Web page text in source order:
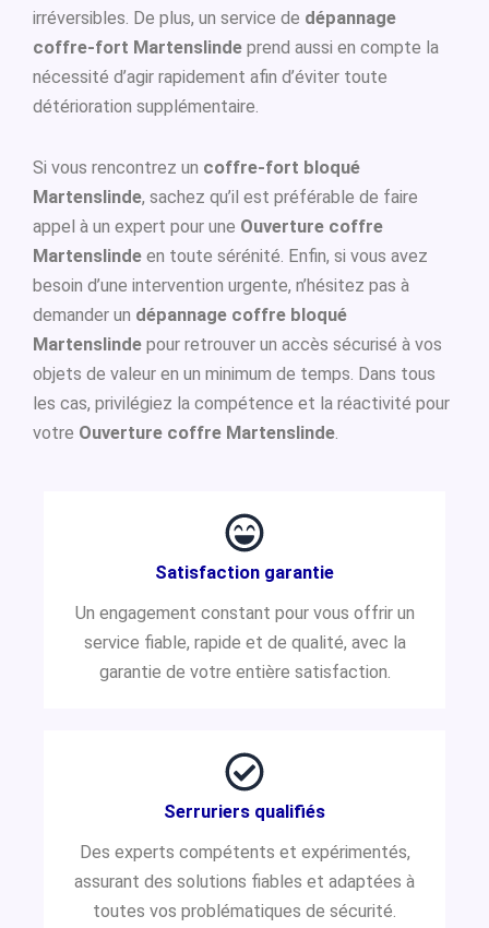
irréversibles. De plus, un service de dépannage
coffre-fort Martenslinde prend aussi en compte la
nécessité d’agir rapidement afin d’éviter toute
détérioration supplémentaire.
Si vous rencontrez un coffre-fort bloqué
Martenslinde, sachez qu’il est préférable de faire
appel à un expert pour une Ouverture coffre
Martenslinde en toute sérénité. Enfin, si vous avez
besoin d’une intervention urgente, n’hésitez pas à
demander un dépannage coffre bloqué
Martenslinde pour retrouver un accès sécurisé à vos
objets de valeur en un minimum de temps. Dans tous
les cas, privilégiez la compétence et la réactivité pour
votre Ouverture coffre Martenslinde.
Satisfaction garantie
Un engagement constant pour vous offrir un
service fiable, rapide et de qualité, avec la
garantie de votre entière satisfaction.
Serruriers qualifiés
Des experts compétents et expérimentés,
assurant des solutions fiables et adaptées à
toutes vos problématiques de sécurité.